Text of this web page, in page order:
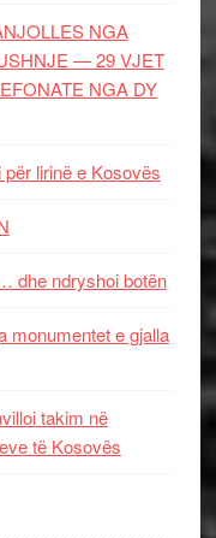
NGA
— 29 VJET
NGA DY
lirinë e Kosovës
dhe ndryshoi botën
monumentet e gjalla
takim në
të Kosovës